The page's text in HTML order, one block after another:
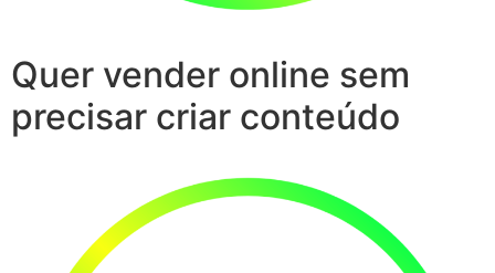
Quer vender online sem
precisar criar conteúdo